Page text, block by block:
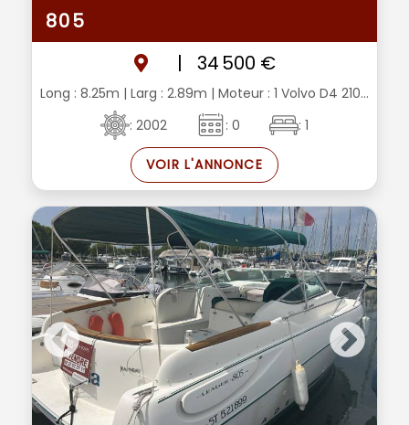
805
|
34 500 €
Long : 8.25m | Larg : 2.89m | Moteur : 1 Volvo D4 210...
: 2002
: 0 : 1
VOIR L'ANNONCE